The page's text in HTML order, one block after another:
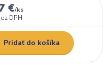
€/ks
DPH
Pridať do košíka